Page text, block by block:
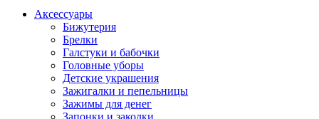
Аксессуары
Бижутерия
Брелки
Галстуки и бабочки
Головные уборы
Детские украшения
Зажигалки и пепельницы
Зажимы для денег
Запонки и заколки